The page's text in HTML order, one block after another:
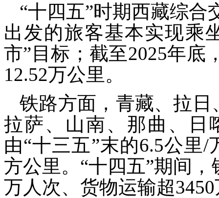
“十四五”时期西藏综
出发的旅客基本实现乘
市”目标；截至2025年底
12.52万公里。
铁路方面，青藏、拉
拉萨、山南、那曲、日
由“十三五”末的6.5公里
方公里。“十四五”期间
万人次、货物运输超